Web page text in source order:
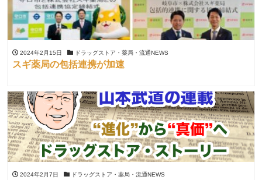
2024年2月15日 ドラッグストア・薬局・流通NEWS
スギ薬局の包括連携が加速
2024年2月7日 ドラッグストア・薬局・流通NEWS